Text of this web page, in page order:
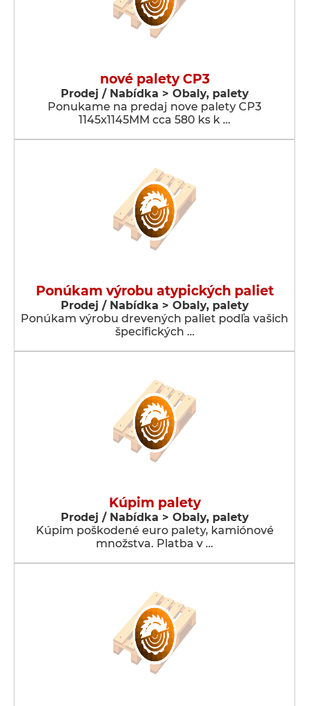
nové palety CP3
Prodej / Nabídka > Obaly, palety
Ponukame na predaj nove palety CP3
1145x1145MM cca 580 ks k …
Ponúkam výrobu atypických paliet
Prodej / Nabídka > Obaly, palety
Ponúkam výrobu drevených paliet podľa vašich
špecifických …
Kúpim palety
Prodej / Nabídka > Obaly, palety
Kúpim poškodené euro palety, kamiónové
množstva. Platba v …